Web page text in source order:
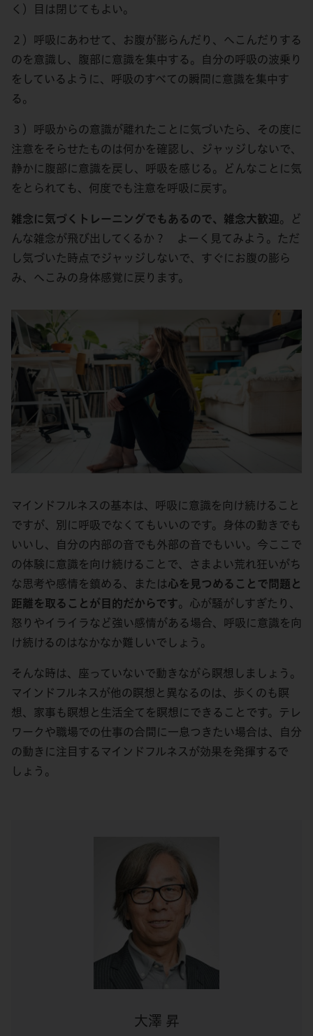
く）目は閉じてもよい。
２）呼吸にあわせて、お腹が膨らんだり、へこんだりする
のを意識し、腹部に意識を集中する。自分の呼吸の波乗り
をしているように、呼吸のすべての瞬間に意識を集中す
る。
３）呼吸からの意識が離れたことに気づいたら、その度に
注意をそらせたものは何かを確認し、ジャッジしないで、
静かに腹部に意識を戻し、呼吸を感じる。どんなことに気
をとられても、何度でも注意を呼吸に戻す。
雑念に気づくトレーニングでもあるので、雑念大歓迎。ど
んな雑念が飛び出してくるか？ よーく見てみよう。ただ
し気づいた時点でジャッジしないで、すぐにお腹の膨ら
み、へこみの身体感覚に戻ります。
マインドフルネスの基本は、呼吸に意識を向け続けること
ですが、別に呼吸でなくてもいいのです。身体の動きでも
いいし、自分の内部の音でも外部の音でもいい。今ここで
の体験に意識を向け続けることで、さまよい荒れ狂いがち
な思考や感情を鎮める、または心を見つめることで問題と
距離を取ることが目的だからです。心が騒がしすぎたり、
怒りやイライラなど強い感情がある場合、呼吸に意識を向
け続けるのはなかなか難しいでしょう。
そんな時は、座っていないで動きながら瞑想しましょう。
マインドフルネスが他の瞑想と異なるのは、歩くのも瞑
想、家事も瞑想と生活全てを瞑想にできることです。テレ
ワークや職場での仕事の合間に一息つきたい場合は、自分
の動きに注目するマインドフルネスが効果を発揮するで
しょう。
大澤 昇